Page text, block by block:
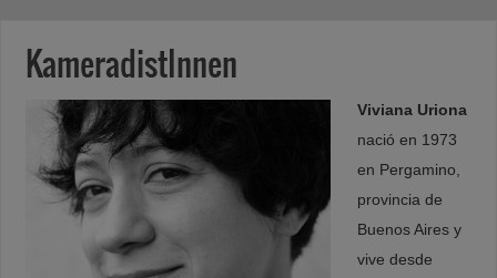
KameradistInnen
Viviana Uriona
nació en 1973
en Pergamino,
provincia de
Buenos Aires y
vive desde